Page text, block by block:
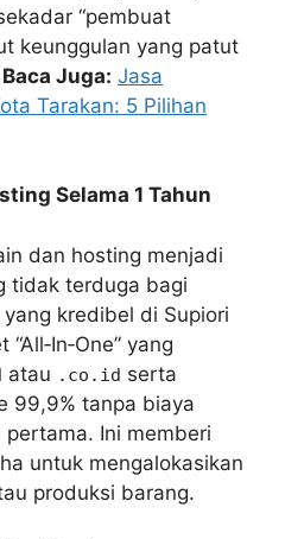
“pembuat
keunggulan yang patut
Baca Juga: Jasa
Tarakan: 5 Pilihan
Selama 1 Tahun
dan hosting menjadi
tidak terduga bagi
kredibel di Supiori
yang
atau .co.id serta
99,9% tanpa biaya
Ini memberi
untuk mengalokasikan
produksi barang.